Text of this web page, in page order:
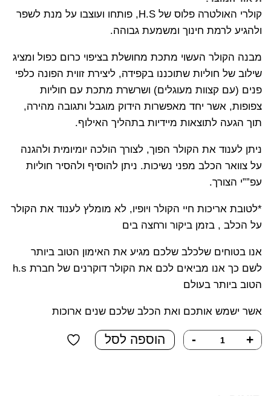
קולרי האולטרה פלוס של H.S, פותחו ועוצבו על מנת לשפר
ולהגיע לרמת חינוך ומשמעת גבוהה.
מבנה הקולר העשוי מתכת מחושלת בציפוי כרום כפול ומציג
שילוב של חוליות שתוכננו בקפידה, ליצירת זווית הפונה כלפי
פנים (עם קצוות מעוגלים) ושרשרת מתכת עם חוליות
צפופות, אשר יחד מאפשרות הידוק מוגבל ותגובה מהירה,
תוך הגעה לתוצאות מיידיות בתהליך האילוף.
ניתן לענוד את הקולר הפוך, לצורך הולכה יומיומית ולהגנה
על צוואר הכלב מפני נשיכות. ניתן להוסיף ולהסיר חוליות
עפ””י הצורך.
*לטובת אריכות חיי הקולר ויופיו, לא מומלץ לענוד את הקולר
על הכלב , בזמן ביקור ורחצה בים
אנו בטוחים שלכלב שלכם מגיע את האימון הטוב ביותר
לשם כך אנו מביאים לכם את הקולר דוקרנים של חברת h.s
הטוב ביותר בעולם
אשר ישמש אותכם ואת הכלב שלכם שנים ארוכות
+
כמות
של
- הוספה לסל